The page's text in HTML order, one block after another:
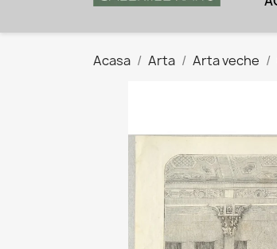
Acasa Arta Arta veche